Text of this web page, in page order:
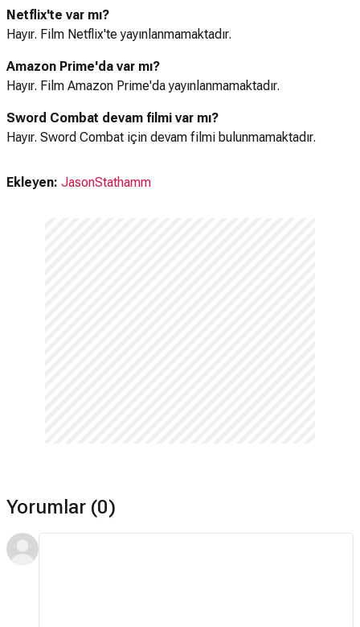
Netflix'te var mı?
Hayır. Film Netflix'te yayınlanmamaktadır.
Amazon Prime'da var mı?
Hayır. Film Amazon Prime'da yayınlanmamaktadır.
Sword Combat devam filmi var mı?
Hayır. Sword Combat için devam filmi bulunmamaktadır.
Ekleyen: JasonStathamm
Yorumlar (0)